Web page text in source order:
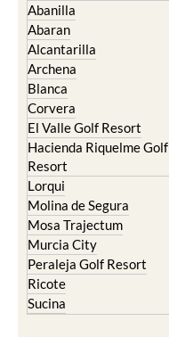
Abanilla
Abaran
Alcantarilla
Archena
Blanca
Corvera
El Valle Golf Resort
Hacienda Riquelme Golf
Resort
Lorqui
Molina de Segura
Mosa Trajectum
Murcia City
Peraleja Golf Resort
Ricote
Sucina